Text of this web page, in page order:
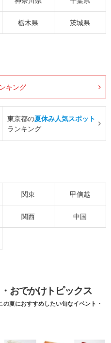
栃木県 茨城県
キング
東京都の夏休み人気スポット
ランキング
関東 甲信越
関西 中国
おでかけトピックス
夏におすすめしたい旬なイベント・